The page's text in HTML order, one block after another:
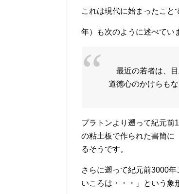
これは現代に始まったこと
年）も次のように述べてい
最近の若者は、目
道徳心のかけらも
プラトンより遡って紀元前
の粘土板で作られた書簡に
るそうです。
さらに遡って紀元前3000
いころは・・・」という象